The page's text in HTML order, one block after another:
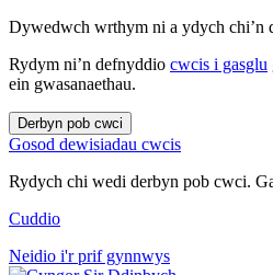
Dywedwch wrthym ni a ydych chi’n
Rydym ni’n defnyddio cwcis i gasglu
ein gwasanaethau.
Derbyn pob cwci
Gosod dewisiadau cwcis
Rydych chi wedi derbyn pob cwci.
Cuddio
Neidio i'r prif gynnwys